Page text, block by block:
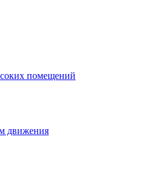
помещений
движения